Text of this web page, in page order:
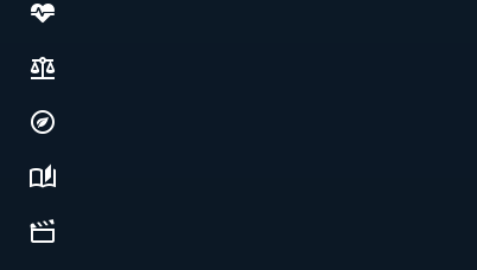
Society, justice & freedoms
Economy, environment & technology
Science, history & spirituality
Culture, media & entertainment